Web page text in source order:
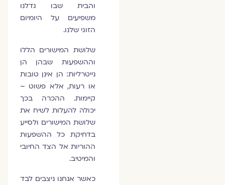
והבית שבו גדלנו
משפיעים על היומיום
הזוגי שלנו.
שלושת המישורים הללו
וההשפעות שבהן הן
נייטרליות: הן אינן טובות
או רעות, אלא פשוט –
קיימות. ההכרה בכך
יכולה להעלות לשיח את
שלושת המישורים ולסייע
בדחיקת כל ההשפעות
ההוריות אל הצד החיובי
והמיטיב.
כאשר אנחנו ניצבים לבד